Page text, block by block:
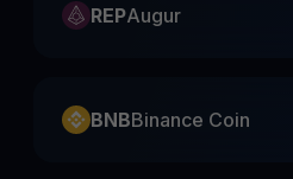
REPAugur
BNBBinance Coin